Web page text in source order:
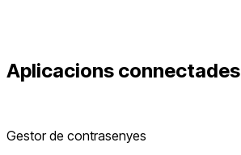
Aplicacions connectades
Gestor de contrasenyes